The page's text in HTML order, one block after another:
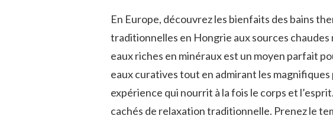
En Europe, découvrez les bienfaits des‌ bains
traditionnelles en⁣ Hongrie aux sources ​chaudes
eaux riches en minéraux est un ⁣moyen parfait
⁣eaux curatives tout en admirant les
expérience qui⁤ nourrit à‍ la fois le corps et
cachés de relaxation traditionnelle. Prenez le